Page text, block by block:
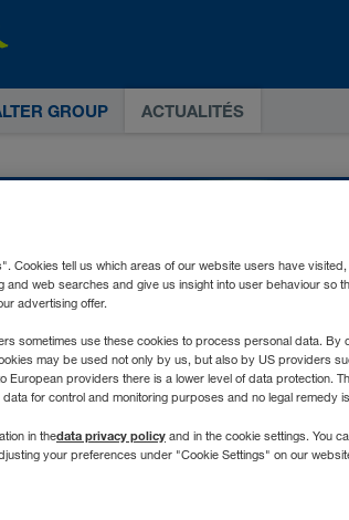
GROUP ACTUALITÉS
Cookies tell us which areas of our website users have
and web searches and give us insight into user behaviour so
advertising offer.
sometimes use these cookies to process personal data. By
may be used not only by us, but also by US providers
European providers there is a lower level of data protection.
for control and monitoring purposes and no legal remedy
in thedata privacy policy and in the cookie settings. You
your preferences under "Cookie Settings" on our